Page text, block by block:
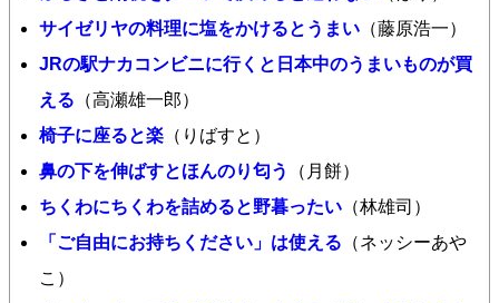
サイゼリヤの料理に塩をかけるとうまい （藤原浩一）
JRの駅ナカコンビニに行くと日本中のうまいものが買
える （高瀬雄一郎）
椅子に座ると楽 （りばすと）
鼻の下を伸ばすとほんのり匂う
（月餅）
ちくわにちくわを詰めると野暮ったい （林雄司）
「ご自由にお持ちください」は使える （ネッシーあや
こ）